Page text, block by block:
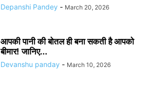
Depanshi Pandey - March 20, 2026
आपकी पानी की बोतल ही बना सकती है आपको
बीमार! जानिए...
Devanshu panday - March 10, 2026